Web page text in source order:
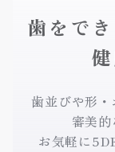
歯をで
歯並びや形・
審美
お気軽に